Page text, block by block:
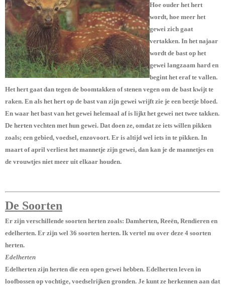
Hoe ouder het hert
wordt, hoe meer het
gewei zich gaat
vertakken. In het najaar
wordt de bast op het
gewei langzaam hard en
begint het eraf te vallen.
Het hert gaat dan tegen de boomtakken of stenen vegen om de bast kwijt te
raken. En als het hert op de bast van zijn gewei wrijft zie je een beetje bloed.
En waar het bast van het gewei helemaal af is lijkt het gewei net twee takken.
De herten vechten met hun gewei. Dat doen ze, omdat ze iets willen pikken
zoals; een gebied, voedsel, enzovoort. Er is altijd wel iets in te pikken. In
maart of april verliest het mannetje zijn gewei, dan kan je de mannetjes en
de vrouwtjes niet meer uit elkaar houden.
De Soorten
Er zijn verschillende soorten herten zoals: Damherten, Reeën, Rendieren en
edelherten. Er zijn wel 36 soorten herten. Ik vertel nu over deze 4 soorten
herten.
Edelherten
Edelherten zijn herten die een open gewei hebben. Edelherten leven in
loofbossen op vochtige, voedselrijken gronden. Je kunt ze herkennen aan dat